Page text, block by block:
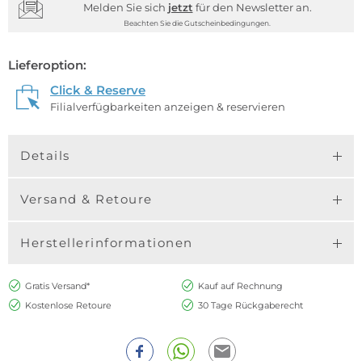
Melden Sie sich jetzt für den Newsletter an.
Beachten Sie die Gutscheinbedingungen.
Lieferoption:
Click & Reserve
Filialverfügbarkeiten anzeigen & reservieren
Details
Versand & Retoure
Herstellerinformationen
Gratis Versand*
Kauf auf Rechnung
Kostenlose Retoure
30 Tage Rückgaberecht